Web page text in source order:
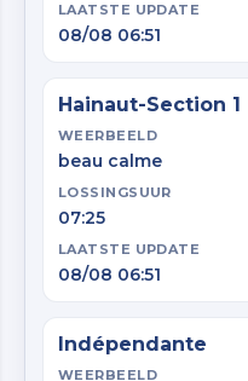
LAATSTE UPDATE
08/08 06:51
Hainaut-Section 1
WEERBEELD
beau calme
LOSSINGSUUR
07:25
LAATSTE UPDATE
08/08 06:51
Indépendante
WEERBEELD